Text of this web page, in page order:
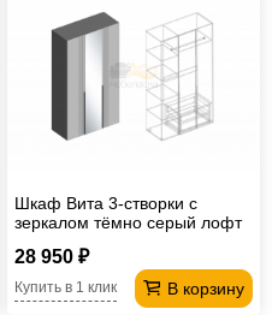
Шкаф Вита 3-створки с
зеркалом тёмно серый лофт
28 950 ₽
В корзину
Купить в 1 клик